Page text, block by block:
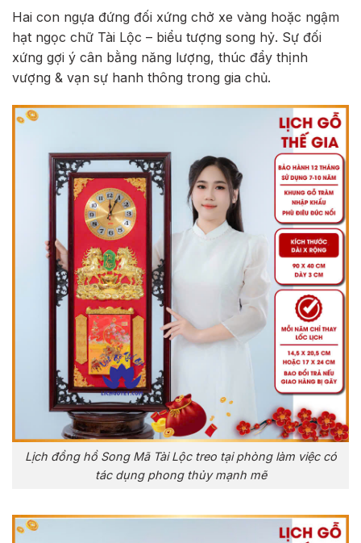
Hai con ngựa đứng đối xứng chở xe vàng hoặc ngậm
hạt ngọc chữ Tài Lộc – biểu tượng song hỷ. Sự đối
xứng gợi ý cân bằng năng lượng, thúc đẩy thịnh
vượng & vạn sự hanh thông trong gia chủ.
Lịch đồng hồ Song Mã Tài Lộc treo tại phòng làm việc có
tác dụng phong thủy mạnh mẽ